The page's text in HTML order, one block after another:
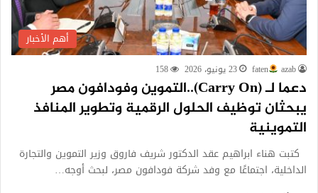
أهم الأخبار
faten azab 23 يونيو، 2026 158
دعما لـ (Carry On)..التموين وفودافون مصر
يبحثان توظيف الحلول الرقمية وتطوير المنافذ
التموينية
كتبت هناء ابراهيم عقد الدكتور شريف فاروق وزير التموين والتجارة
الداخلية، اجتماعًا مع وفد شركة فودافون مصر، لبحث أوجه…